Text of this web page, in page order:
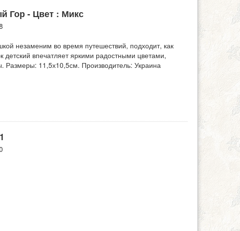
Гор - Цвет : Микс
незаменим во время путешествий, подходит, как
детский впечатляет яркими радостными цветами,
Размеры: 11,5х10,5см. Производитель: Украина